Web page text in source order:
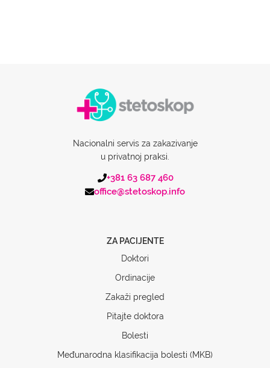
Nacionalni servis za zakazivanje
u privatnoj praksi.
+381 63 687 460
office@stetoskop.info
ZA PACIJENTE
Doktori
Ordinacije
Zakaži pregled
Pitajte doktora
Bolesti
Međunarodna klasifikacija bolesti (MKB)